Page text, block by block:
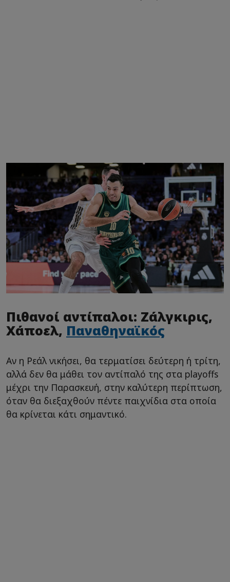
Πιθανοί αντίπαλοι: Ζάλγκιρις,
Χάποελ, Παναθηναϊκός
Αν η Ρεάλ νικήσει, θα τερματίσει δεύτερη ή τρίτη,
αλλά δεν θα μάθει τον αντίπαλό της στα playoffs
μέχρι την Παρασκευή, στην καλύτερη περίπτωση,
όταν θα διεξαχθούν πέντε παιχνίδια στα οποία
θα κρίνεται κάτι σημαντικό.